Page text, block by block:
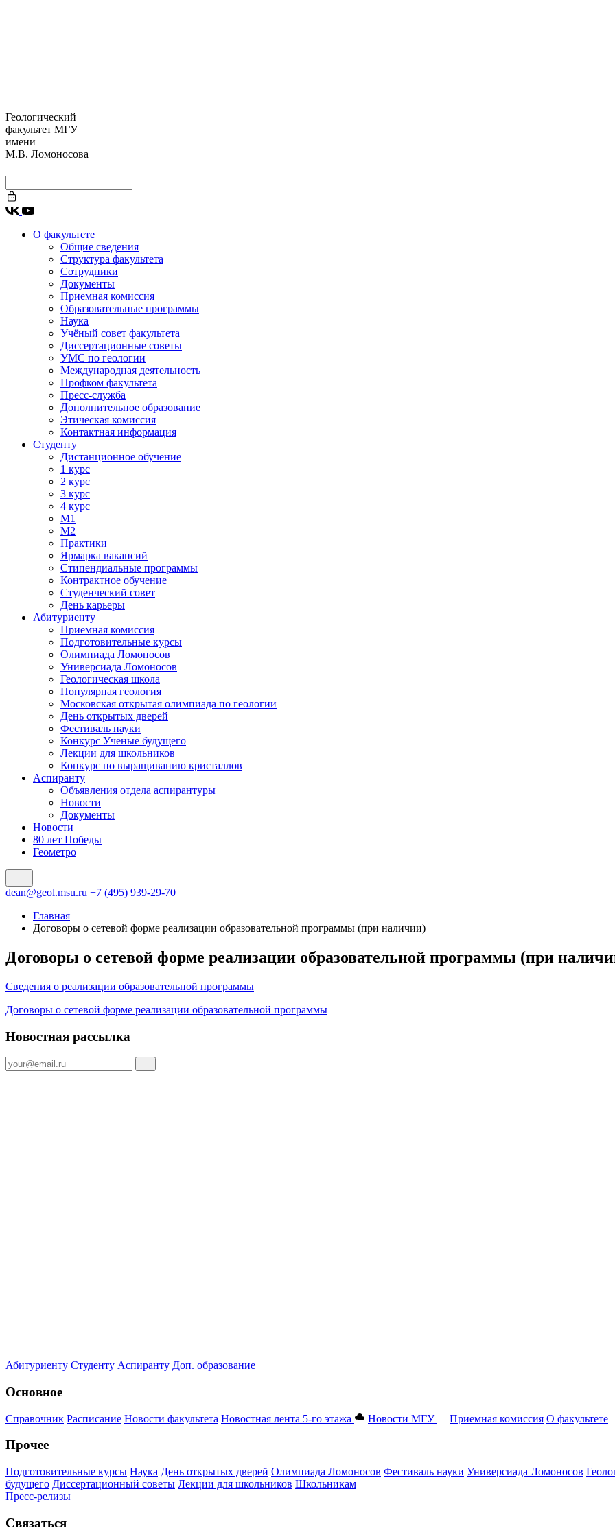
Геологический
факультет МГУ
имени
М.В. Ломоносова
О факультете
Общие сведения
Структура факультета
Сотрудники
Документы
Приемная комиссия
Образовательные программы
Наука
Учёный совет факультета
Диссертационные советы
УМС по геологии
Международная деятельность
Профком факультета
Пресс-служба
Дополнительное образование
Этическая комиссия
Контактная информация
Студенту
Дистанционное обучение
1 курс
2 курс
3 курс
4 курс
М1
М2
Практики
Ярмарка вакансий
Стипендиальные программы
Контрактное обучение
Студенческий совет
День карьеры
Абитуриенту
Приемная комиссия
Подготовительные курсы
Олимпиада Ломоносов
Универсиада Ломоносов
Геологическая школа
Популярная геология
Московская открытая олимпиада по геологии
День открытых дверей
Фестиваль науки
Конкурс Ученые будущего
Лекции для школьников
Конкурс по выращиванию кристаллов
Аспиранту
Объявления отдела аспирантуры
Новости
Документы
Новости
80 лет Победы
Геометро
dean@geol.msu.ru +7 (495) 939-29-70
Главная
Договоры о сетевой форме реализации образовательной программы (при наличии)
Договоры о сетевой форме реализации образовательной программы (при
Сведения о реализации образовательной программы
Договоры о сетевой форме реализации образовательной программы
Новостная рассылка
Абитуриенту Студенту Аспиранту Доп. образование
Основное
Справочник Расписание Новости факультета Новостная лента 5-го этажа Новости МГУ Приемная комиссия О факультете
Прочее
Подготовительные курсы Наука День открытых дверей Олимпиада Ломоносов Фестиваль науки Универсиада Ломоносов
будущего Диссертационный советы Лекции для школьников Школьникам
Пресс-релизы
Связаться